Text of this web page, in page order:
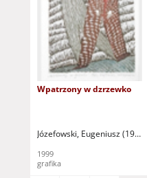
Wpatrzony w dzrzewko
Józefowski, Eugeniusz (1956- )
1999
grafika